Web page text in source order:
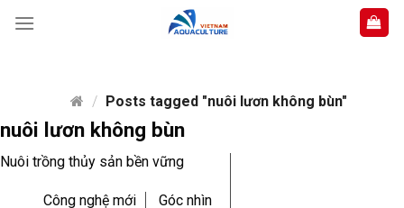
/ Posts tagged "nuôi lươn không bùn"
nuôi lươn không bùn
Nuôi trồng thủy sản bền vững
Công nghệ mới Góc nhìn